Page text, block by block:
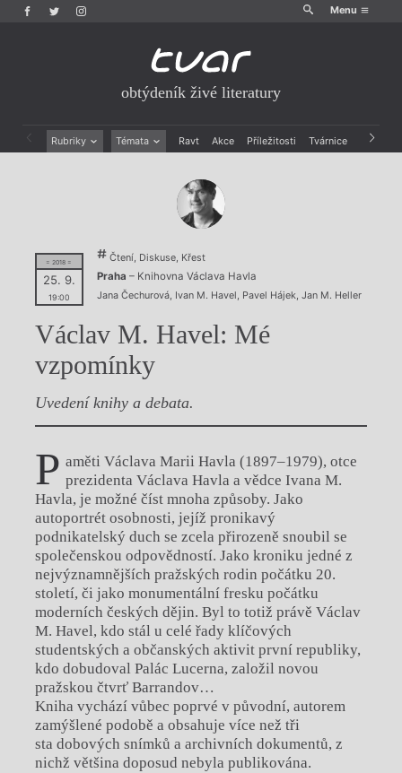
Menu
obtýdeník živé literatury
Rubriky Témata Ravt Akce Příležitosti Tvárnice Archiv
Rozhovory
Dokument
Výroční ceny
= 2018 =
25. 9.
19:00
Čtení, Diskuse, Křest
Praha – Knihovna Václava Havla
Jana Čechurová, Ivan M. Havel , Pavel Hájek, Jan M. Heller
Václav M. Havel: Mé
vzpomínky
Uvedení knihy a debata.
P aměti Václava Marii Havla (1897–1979), otce
prezidenta Václava Havla a vědce Ivana M.
Havla, je možné číst mnoha způsoby. Jako
autoportrét osobnosti, jejíž pronikavý
podnikatelský duch se zcela přirozeně snoubil se
společenskou odpovědností. Jako kroniku jedné z
nejvýznamnějších pražských rodin počátku 20.
století, či jako monumentální fresku počátku
moderních českých dějin. Byl to totiž právě Václav
M. Havel, kdo stál u celé řady klíčových
studentských a občanských aktivit první republiky,
kdo dobudoval Palác Lucerna, založil novou
pražskou čtvrť Barrandov…
Kniha vychází vůbec poprvé v původní, autorem
zamýšlené podobě a obsahuje více než tři
sta dobových snímků a archivních dokumentů, z
nichž většina doposud nebyla publikována.